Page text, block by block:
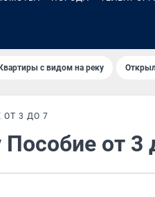
Квартиры с видом на реку
ОТ 3 ДО 7
Пособие от 3